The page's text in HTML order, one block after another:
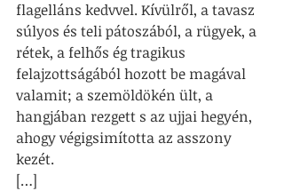
flagelláns kedvvel. Kívülről, a tavasz
súlyos és teli pátoszából, a rügyek, a
rétek, a felhős ég tragikus
felajzottságából hozott be magával
valamit; a szemöldökén ült, a
hangjában rezgett s az ujjai hegyén,
ahogy végigsimította az asszony
kezét.
[…]